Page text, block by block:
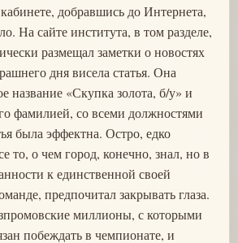
добравшись до Интернета,
На сайте института, в том разделе,
размещал заметки о новостях
дня висела статья. Она
название «Скупка золота, б/у» и
фамилией, со всеми должностями
была эффектна. Остро, едко
то, о чем город, конечно, знал, но в
к единственной своей
предпочитал закрывать глаза.
миллионы, с которыми
побеждать в чемпионате, и